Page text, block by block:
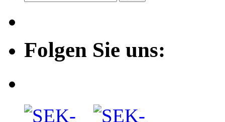
Folgen Sie uns: